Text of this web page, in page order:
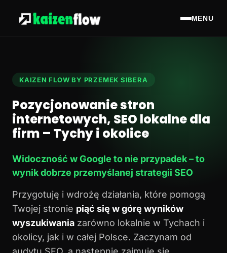
MENU
KAIZEN FLOW BY PRZEMEK SIBERA
Pozycjonowanie stron
internetowych, SEO lokalne dla
firm – Tychy i okolice
Widoczność w Google to nie przypadek – to
wynik dobrze przemyślanej strategii SEO
Przygotuję i wdrożę działania, które pomogą
Twojej stronie piąć się w górę wyników
wyszukiwania zarówno lokalnie w Tychach i
okolicy, jak i w całej Polsce. Zaczynam od